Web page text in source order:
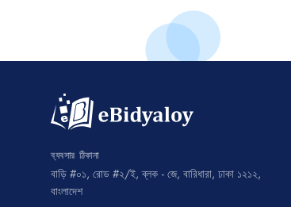
ব্যবসার ঠিকানা
বাড়ি #০১, রোড #২/ই, ব্লক - জে, বারিধারা, ঢাকা ১২১২,
বাংলাদেশ